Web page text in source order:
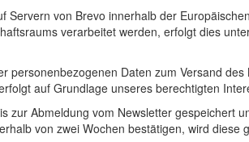
Servern von Brevo innerhalb der
verarbeitet werden, erfolgt dies
personenbezogenen Daten zum Versand
auf Grundlage unseres berechtigten
zur Abmeldung vom Newsletter gespeichert
von zwei Wochen bestätigen, wird